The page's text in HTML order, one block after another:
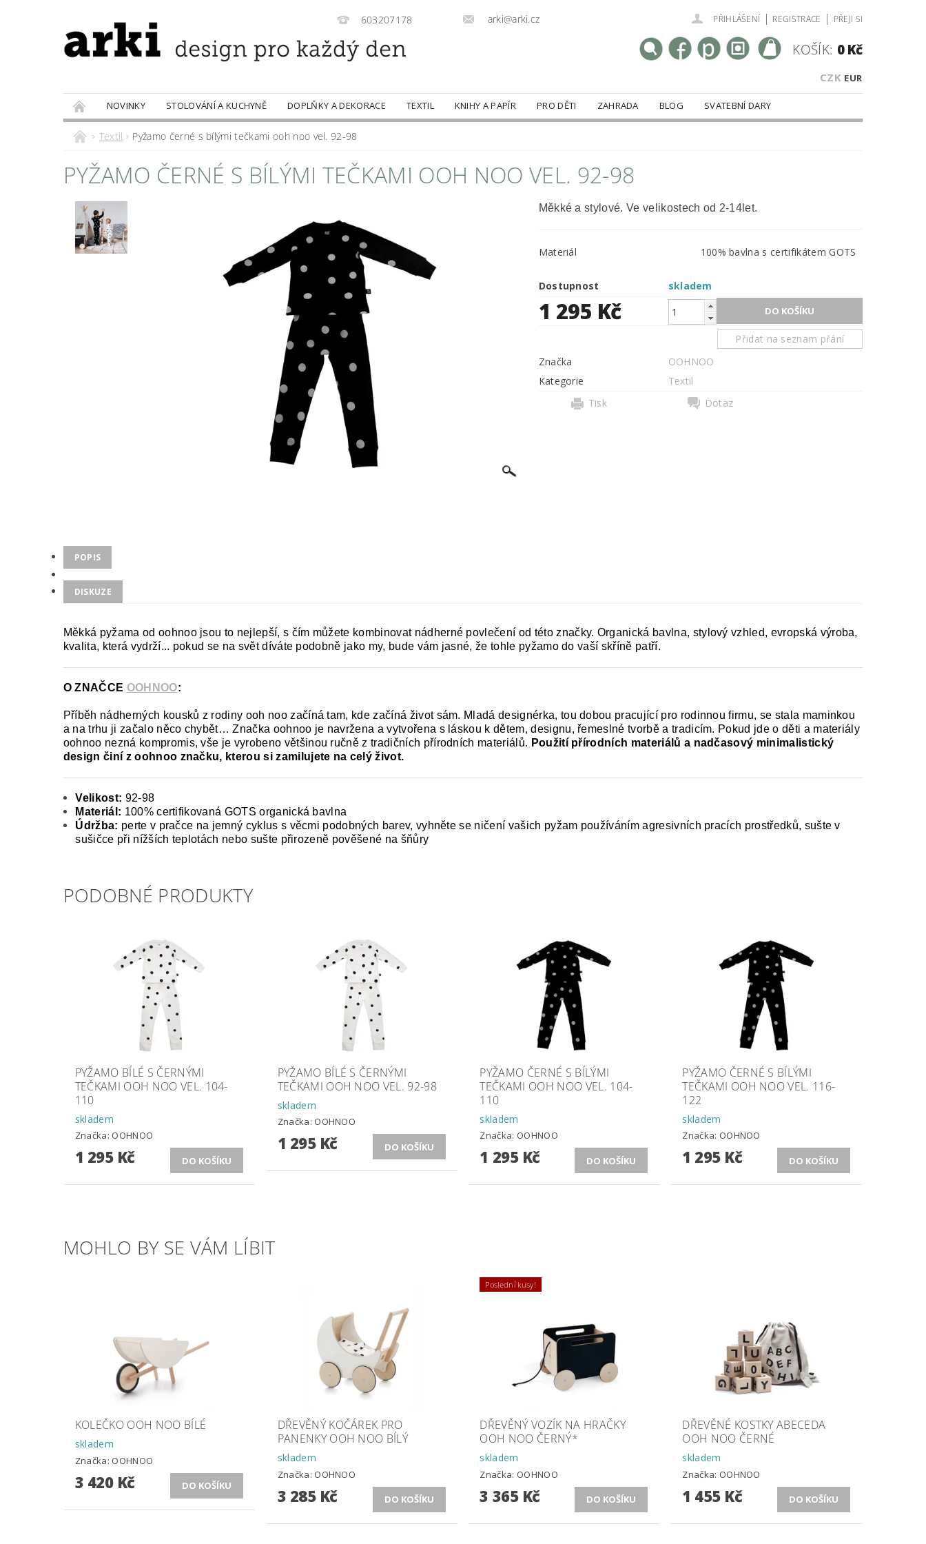
603207178 arki@arki.cz PŘIHLÁŠENÍ | REGISTRACE | PŘEJI SI
CZK EUR
KOŠÍK: 0 Kč
NOVINKY STOLOVÁNÍ A KUCHYNĚ DOPLŇKY A DEKORACE TEXTIL KNIHY A PAPÍR PRO DĚTI ZAHRADA BLOG
SVATEBNÍ DARY
PRODÁVANÉ ZNAČKY
DOBROTY
Textil Pyžamo černé s bílými tečkami ooh noo vel. 92-98
PYŽAMO ČERNÉ S BÍLÝMI TEČKAMI OOH NOO VEL. 92-98
Měkké a stylové. Ve velikostech od 2-14let.
Materiál 100% bavlna s certifikátem GOTS
Dostupnost skladem
1 295 Kč
Přidat na seznam přání
Značka
OOHNOO
Kategorie
Textil
Tisk
Dotaz
POPIS
DISKUZE
Měkká pyžama od oohnoo jsou to nejlepší, s čím můžete kombinovat nádherné povlečení od této značky. Organická bavlna, stylový vzhled, evropská výroba,
kvalita, která vydrží... pokud se na svět díváte podobně jako my, bude vám jasné, že tohle pyžamo do vaší skříně patří.
O ZNAČCE OOHNOO:
Příběh nádherných kousků z rodiny ooh noo začíná tam, kde začíná život sám. Mladá designérka, tou dobou pracující pro rodinnou firmu, se stala maminkou
a na trhu ji začalo něco chybět… Značka oohnoo je navržena a vytvořena s láskou k dětem, designu, řemeslné tvorbě a tradicím. Pokud jde o děti a materiály
oohnoo nezná kompromis, vše je vyrobeno většinou ručně z tradičních přírodních materiálů. Použití přírodních materiálů a nadčasový minimalistický
design činí z oohnoo značku, kterou si zamilujete na celý život.
Velikost: 92-98
Materiál: 100% certifikovaná GOTS organická bavlna
Údržba: perte v pračce na jemný cyklus s věcmi podobných barev, vyhněte se ničení vašich pyžam používáním agresivních pracích prostředků, sušte v
sušičce při nížších teplotách nebo sušte přirozeně pověšené na šňůry
PODOBNÉ PRODUKTY
PYŽAMO BÍLÉ S ČERNÝMI
TEČKAMI OOH NOO VEL. 104-
110
skladem
Značka: OOHNOO
1 295 Kč
PYŽAMO BÍLÉ S ČERNÝMI
TEČKAMI OOH NOO VEL. 92-98
skladem
Značka: OOHNOO
1 295 Kč
PYŽAMO ČERNÉ S BÍLÝMI
TEČKAMI OOH NOO VEL. 104-
110
skladem
Značka: OOHNOO
1 295 Kč
PYŽAMO ČERNÉ S BÍLÝMI
TEČKAMI OOH NOO VEL. 116-
122
skladem
Značka: OOHNOO
1 295 Kč
MOHLO BY SE VÁM LÍBIT
KOLEČKO OOH NOO BÍLÉ
skladem
Značka: OOHNOO
3 420 Kč
DŘEVĚNÝ KOČÁREK PRO
PANENKY OOH NOO BÍLÝ
skladem
Značka: OOHNOO
3 285 Kč
Poslední kusy!
DŘEVĚNÝ VOZÍK NA HRAČKY
OOH NOO ČERNÝ*
skladem
Značka: OOHNOO
3 365 Kč
DŘEVĚNÉ KOSTKY ABECEDA
OOH NOO ČERNÉ
skladem
Značka: OOHNOO
1 455 Kč